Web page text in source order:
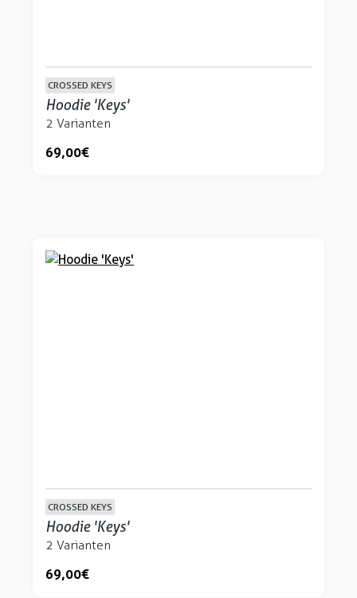
CROSSED KEYS
Hoodie 'Keys'
2 Varianten
69,00 €
CROSSED KEYS
Hoodie 'Keys'
2 Varianten
69,00 €